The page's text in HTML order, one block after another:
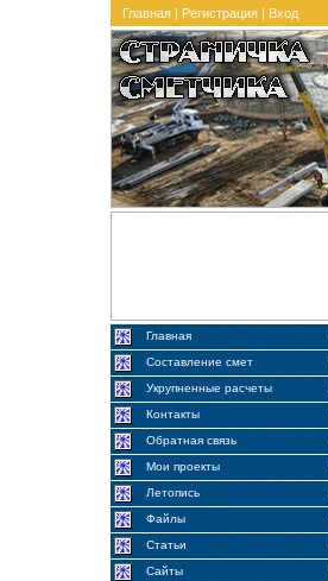
Главная | Регистрация | Вход
Главная
Составление смет
Укрупненные расчеты
Контакты
Обратная связь
Мои проекты
Летопись
Файлы
Статьи
Сайты